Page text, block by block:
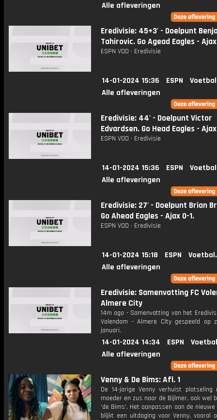
Alle afleveringen
Eredivisie: 45+3' - Doelpunt
Tahirovic. Go Agead Eagles -
ESPN VOD • Eredivisie
14-01-2024 15:36 ESPN
Alle afleveringen
Eredivisie: 44' - Doelpunt Victor
Edvardsen. Go Head Eagles - Ajax
ESPN VOD • Eredivisie
14-01-2024 15:36 ESPN
Alle afleveringen
Eredivisie: 27' - Doelpunt Brian
Go Ahead Eagles - Ajax 0-1.
ESPN VOD • Eredivisie
14-01-2024 15:18 ESPN
Alle afleveringen
Eredivisie: Samenvatting FC
Almere City
14m ago - Samenvatting van het
Volendam - Almere City gespeeld op
januari.
14-01-2024 14:34 ESPN
Alle afleveringen
Venny & De Bims: Afl. 1
De 14-jarige Venny verhuist
moeder en zus naar de Bijlmer, ook wel
'de Bims'. Het aanpassen aan de nieuwe
blijkt een uitdaging voor Venny, vooral